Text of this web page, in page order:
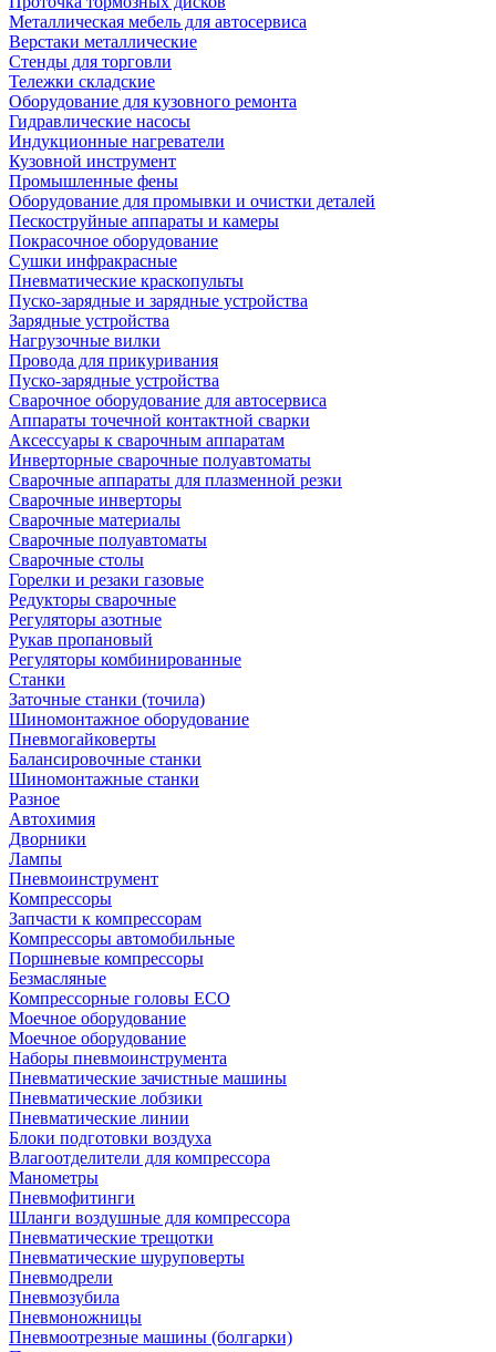
Металлическая мебель для автосервиса
Верстаки металлические
Стенды для торговли
Тележки складские
Оборудование для кузовного ремонта
Гидравлические насосы
Индукционные нагреватели
Кузовной инструмент
Промышленные фены
Оборудование для промывки и очистки деталей
Пескоструйные аппараты и камеры
Покрасочное оборудование
Сушки инфракрасные
Пневматические краскопульты
Пуско-зарядные и зарядные устройства
Зарядные устройства
Нагрузочные вилки
Провода для прикуривания
Пуско-зарядные устройства
Сварочное оборудование для автосервиса
Аппараты точечной контактной сварки
Аксессуары к сварочным аппаратам
Инверторные сварочные полуавтоматы
Сварочные аппараты для плазменной резки
Сварочные инверторы
Сварочные материалы
Сварочные полуавтоматы
Сварочные столы
Горелки и резаки газовые
Редукторы сварочные
Регуляторы азотные
Рукав пропановый
Регуляторы комбинированные
Станки
Заточные станки (точила)
Шиномонтажное оборудование
Пневмогайковерты
Балансировочные станки
Шиномонтажные станки
Разное
Автохимия
Дворники
Лампы
Пневмоинструмент
Компрессоры
Запчасти к компрессорам
Компрессоры автомобильные
Поршневые компрессоры
Безмасляные
Компрессорные головы ECO
Моечное оборудование
Моечное оборудование
Наборы пневмоинструмента
Пневматические зачистные машины
Пневматические лобзики
Пневматические линии
Блоки подготовки воздуха
Влагоотделители для компрессора
Манометры
Пневмофитинги
Шланги воздушные для компрессора
Пневматические трещотки
Пневматические шуруповерты
Пневмодрели
Пневмозубила
Пневмоножницы
Пневмоотрезные машины (болгарки)